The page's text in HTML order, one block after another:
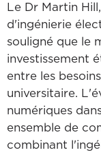
Le Dr Martin
d'ingénierie
souligné que le
investissement
entre les
universitaire.
numériques
ensemble de
combinant